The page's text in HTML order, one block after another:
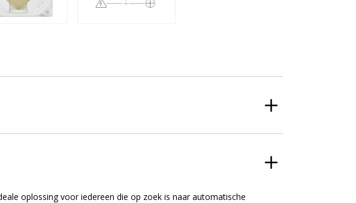
oplossing voor iedereen die op zoek is naar automatische